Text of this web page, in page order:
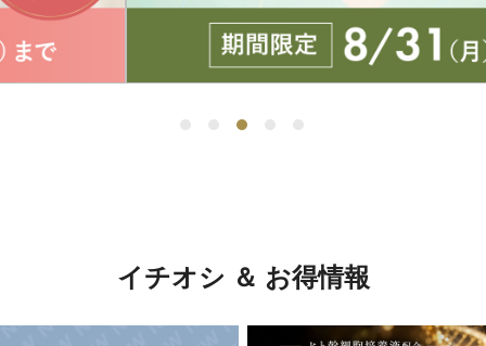
イチオシ ＆ お得情報